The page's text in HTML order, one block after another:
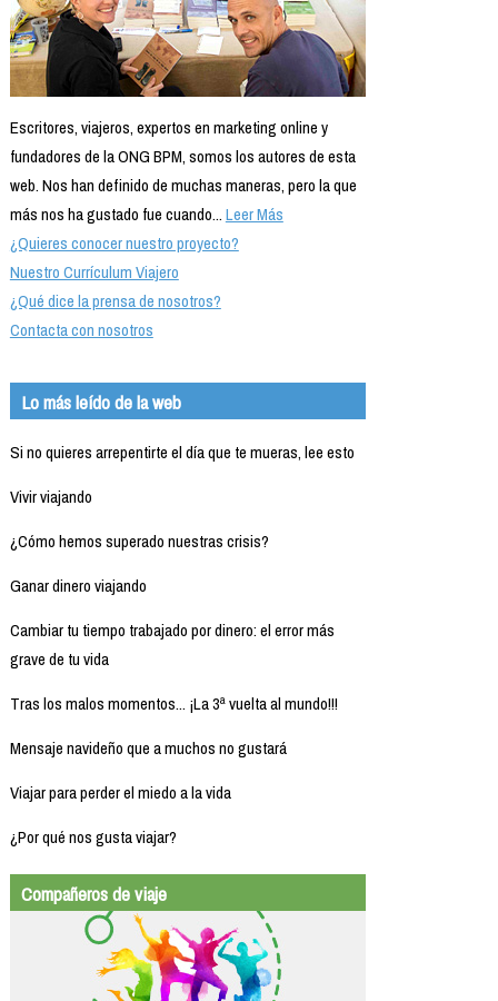
Escritores, viajeros, expertos en marketing online y
fundadores de la ONG BPM, somos los autores de esta
web. Nos han definido de muchas maneras, pero la que
más nos ha gustado fue cuando...Leer Más
¿Quieres conocer nuestro proyecto?
Nuestro Currículum Viajero
¿Qué dice la prensa de nosotros?
Contacta con nosotros
Lo más leído de la web
Si no quieres arrepentirte el día que te mueras, lee esto
Vivir viajando
¿Cómo hemos superado nuestras crisis?
Ganar dinero viajando
Cambiar tu tiempo trabajado por dinero: el error más
grave de tu vida
Tras los malos momentos... ¡La 3ª vuelta al mundo!!!
Mensaje navideño que a muchos no gustará
Viajar para perder el miedo a la vida
¿Por qué nos gusta viajar?
Compañeros de viaje